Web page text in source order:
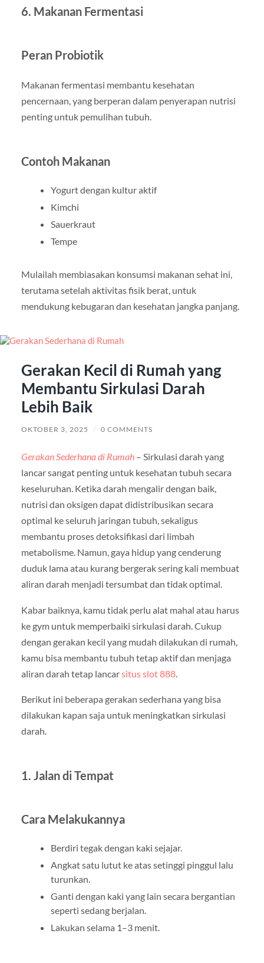
6. Makanan Fermentasi
Peran Probiotik
Makanan fermentasi membantu kesehatan
pencernaan, yang berperan dalam penyerapan nutrisi
penting untuk pemulihan tubuh.
Contoh Makanan
Yogurt dengan kultur aktif
Kimchi
Sauerkraut
Tempe
Mulailah membiasakan konsumsi makanan sehat ini,
terutama setelah aktivitas fisik berat, untuk
mendukung kebugaran dan kesehatan jangka panjang.
Gerakan Kecil di Rumah yang
Membantu Sirkulasi Darah
Lebih Baik
OKTOBER 3, 2025 / 0 COMMENTS
Gerakan Sederhana di Rumah – Sirkulasi darah yang
lancar sangat penting untuk kesehatan tubuh secara
keseluruhan. Ketika darah mengalir dengan baik,
nutrisi dan oksigen dapat didistribusikan secara
optimal ke seluruh jaringan tubuh, sekaligus
membantu proses detoksifikasi dari limbah
metabolisme. Namun, gaya hidup yang cenderung
duduk lama atau kurang bergerak sering kali membuat
aliran darah menjadi tersumbat dan tidak optimal.
Kabar baiknya, kamu tidak perlu alat mahal atau harus
ke gym untuk memperbaiki sirkulasi darah. Cukup
dengan gerakan kecil yang mudah dilakukan di rumah,
kamu bisa membantu tubuh tetap aktif dan menjaga
aliran darah tetap lancarsitus slot 888.
Berikut ini beberapa gerakan sederhana yang bisa
dilakukan kapan saja untuk meningkatkan sirkulasi
darah.
1. Jalan di Tempat
Cara Melakukannya
Berdiri tegak dengan kaki sejajar.
Angkat satu lutut ke atas setinggi pinggul lalu
turunkan.
Ganti dengan kaki yang lain secara bergantian
seperti sedang berjalan.
Lakukan selama 1–3 menit.